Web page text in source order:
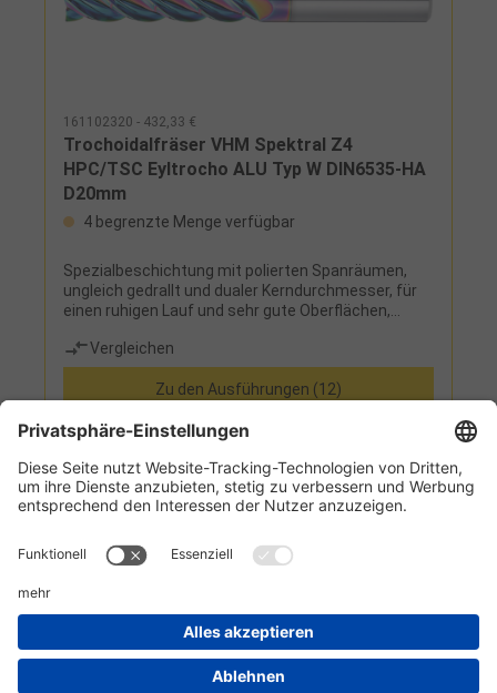
161102320 - 432,33 €
Trochoidalfräser VHM Spektral Z4
HPC/TSC Eyltrocho ALU Typ W DIN6535-HA
D20mm
4 begrenzte Menge verfügbar
Spezialbeschichtung mit polierten Spanräumen,
ungleich gedrallt und dualer Kerndurchmesser, für
einen ruhigen Lauf und sehr gute Oberflächen,
optimale SpanabfuhrEinsatz: für das
Hochleistungs- und Hochgeschwindigkeits-
Trochoidalfräsen in Aluminium und anderer NE-
Vergleichen
Zu den Ausführungen (12)
Informationen
Kundenservice